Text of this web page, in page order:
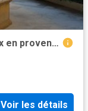
location appartement beaurecueil aix en provence 3 pièces 70 m2 bouches du rhone 13100 2200 € / mois
Voir les détails